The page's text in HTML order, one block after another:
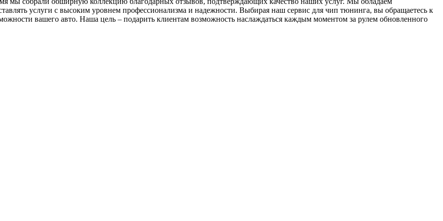
услуги с высоким уровнем профессионализма и надежности. Выбирая наш сервис для чип тюнинга, вы обращаетесь к
вашего авто. Наша цель – подарить клиентам возможность наслаждаться каждым моментом за рулем обновленного